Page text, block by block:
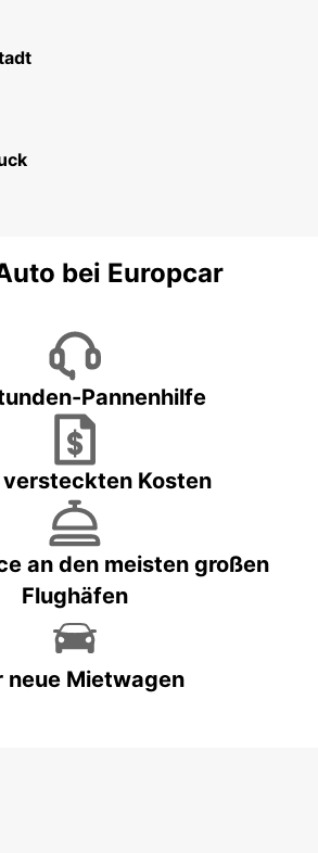
bei Europcar
Pannenhilfe
versteckten Kosten
an den meisten großen
Flughäfen
neue Mietwagen